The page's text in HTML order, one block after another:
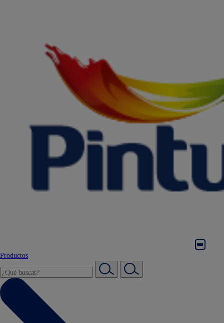
Productos